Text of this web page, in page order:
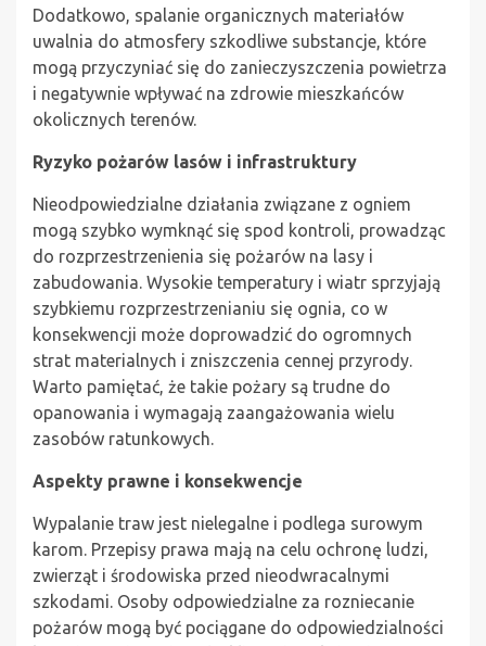
Dodatkowo, spalanie organicznych materiałów
uwalnia do atmosfery szkodliwe substancje, które
mogą przyczyniać się do zanieczyszczenia powietrza
i negatywnie wpływać na zdrowie mieszkańców
okolicznych terenów.
Ryzyko pożarów lasów i infrastruktury
Nieodpowiedzialne działania związane z ogniem
mogą szybko wymknąć się spod kontroli, prowadząc
do rozprzestrzenienia się pożarów na lasy i
zabudowania. Wysokie temperatury i wiatr sprzyjają
szybkiemu rozprzestrzenianiu się ognia, co w
konsekwencji może doprowadzić do ogromnych
strat materialnych i zniszczenia cennej przyrody.
Warto pamiętać, że takie pożary są trudne do
opanowania i wymagają zaangażowania wielu
zasobów ratunkowych.
Aspekty prawne i konsekwencje
Wypalanie traw jest nielegalne i podlega surowym
karom. Przepisy prawa mają na celu ochronę ludzi,
zwierząt i środowiska przed nieodwracalnymi
szkodami. Osoby odpowiedzialne za rozniecanie
pożarów mogą być pociągane do odpowiedzialności